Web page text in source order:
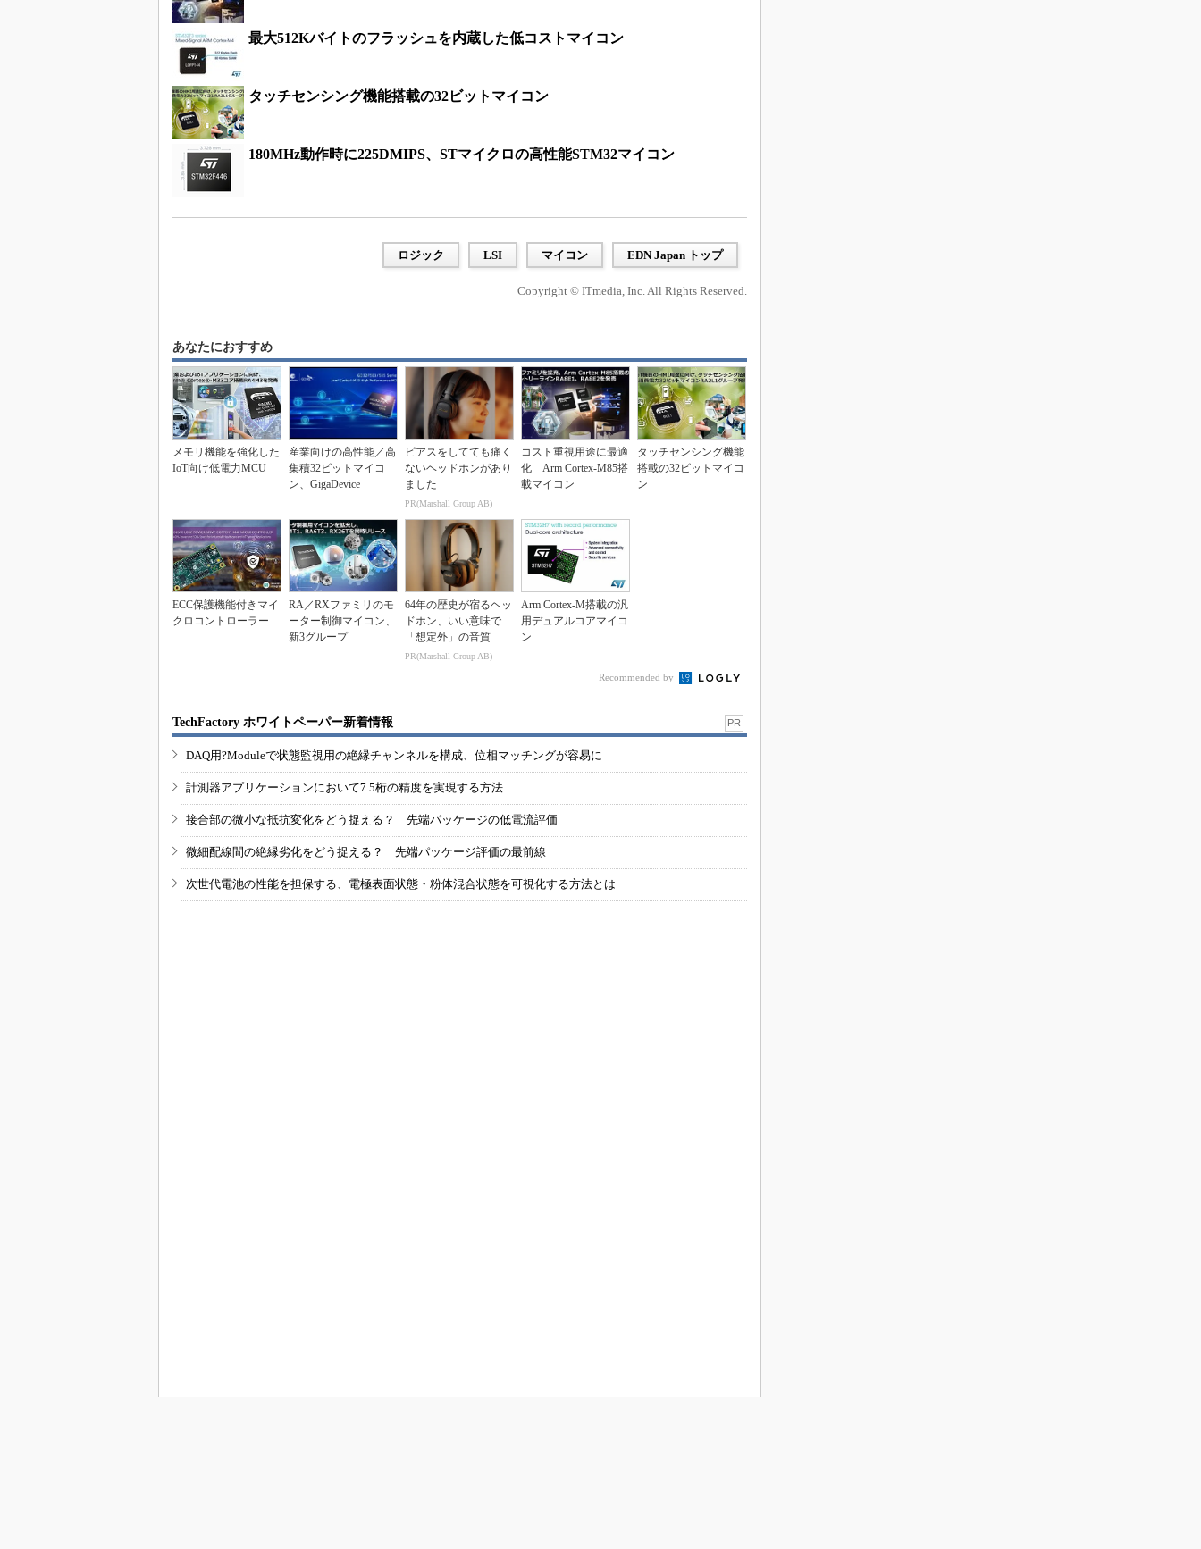
最大512Kバイトのフラッシュを内蔵した低コストマイコン
タッチセンシング機能搭載の32ビットマイコン
180MHz動作時に225DMIPS、STマイクロの高性能STM32マイコン
ロジック LSI マイコン EDN Japan トップ
Copyright © ITmedia, Inc. All Rights Reserved.
あなたにおすすめ
メモリ機能を強化した
IoT向け低電力MCU
産業向けの高性能／高
集積32ビットマイコ
ン、GigaDevice
ピアスをしてても痛く
ないヘッドホンがあり
ました
PR(Marshall Group AB)
コスト重視用途に最適
化 Arm Cortex-M85搭
載マイコン
タッチセンシング機能
搭載の32ビットマイコ
ン
ECC保護機能付きマイ
クロコントローラー
RA／RXファミリのモ
ーター制御マイコン、
新3グループ
64年の歴史が宿るヘッ
ドホン、いい意味で
「想定外」の音質
PR(Marshall Group AB)
Arm Cortex-M搭載の汎
用デュアルコアマイコ
ン
Recommended by
TechFactory ホワイトペーパー新着情報 PR
DAQ用?Moduleで状態監視用の絶縁チャンネルを構成、位相マッチングが容易に
計測器アプリケーションにおいて7.5桁の精度を実現する方法
接合部の微小な抵抗変化をどう捉える？ 先端パッケージの低電流評価
微細配線間の絶縁劣化をどう捉える？ 先端パッケージ評価の最前線
次世代電池の性能を担保する、電極表面状態・粉体混合状態を可視化する方法とは